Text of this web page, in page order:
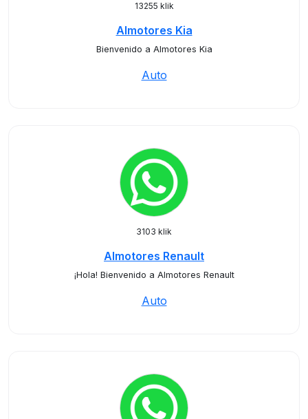
13255 klik
Almotores Kia
Bienvenido a Almotores Kia
Auto
3103 klik
Almotores Renault
¡Hola! Bienvenido a Almotores Renault
Auto